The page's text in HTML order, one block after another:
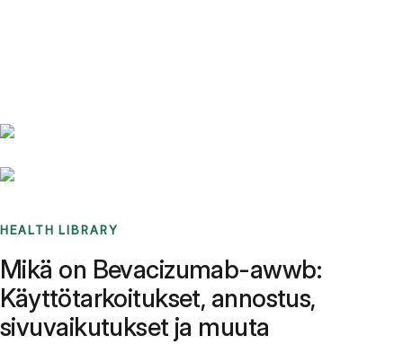
HEALTH LIBRARY
Mikä on Bevacizumab-awwb:
Käyttötarkoitukset, annostus,
sivuvaikutukset ja muuta